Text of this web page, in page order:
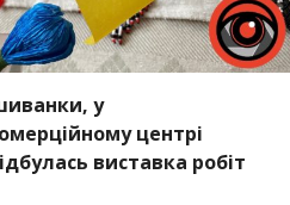
у
центрі
виставка робіт